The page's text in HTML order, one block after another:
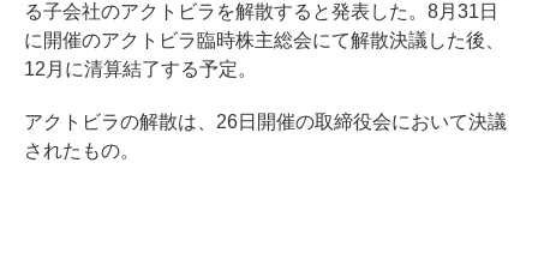
る子会社のアクトビラを解散すると発表した。8月31日
に開催のアクトビラ臨時株主総会にて解散決議した後、
12月に清算結了する予定。
アクトビラの解散は、26日開催の取締役会において決議
されたもの。